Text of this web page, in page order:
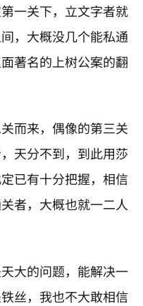
一关下，立文字者就
，大概没几个能私通
著名的上树公案的翻
而来，偶像的第三关
天分不到，到此用莎
已有十分把握，相信
者，大概也就一二人
大的问题，能解决一
丝，我也不大敢相信